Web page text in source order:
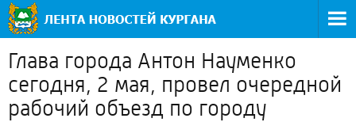
Глава города Антон Науменко
сегодня, 2 мая, провел очередной
рабочий объезд по городу